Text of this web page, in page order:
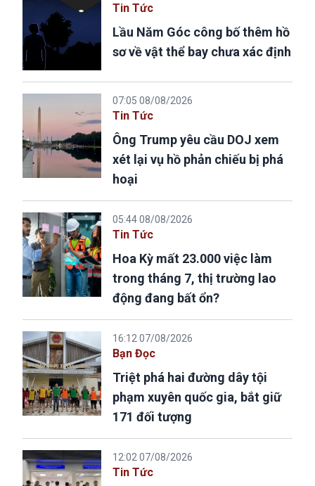
Tin Tức
Lầu Năm Góc công bố thêm hồ
sơ về vật thể bay chưa xác định
07:05 08/08/2026
Tin Tức
Ông Trump yêu cầu DOJ xem
xét lại vụ hồ phản chiếu bị phá
hoại
05:44 08/08/2026
Tin Tức
Hoa Kỳ mất 23.000 việc làm
trong tháng 7, thị trường lao
động đang bất ổn?
16:12 07/08/2026
Bạn Đọc
Triệt phá hai đường dây tội
phạm xuyên quốc gia, bắt giữ
171 đối tượng
12:02 07/08/2026
Tin Tức